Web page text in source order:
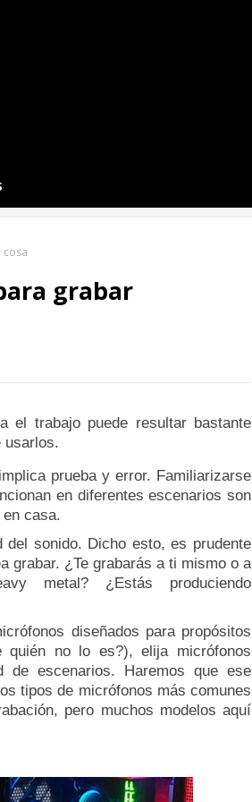
grabar
el trabajo puede resultar bastante
usarlos.
prueba y error. Familiarizarse
en diferentes escenarios son
casa.
del sonido. Dicho esto, es prudente
grabar. ¿Te grabarás a ti mismo o a
metal? ¿Estás produciendo
diseñados para propósitos
no lo es?), elija micrófonos
de escenarios. Haremos que ese
tipos de micrófonos más comunes
pero muchos modelos aquí